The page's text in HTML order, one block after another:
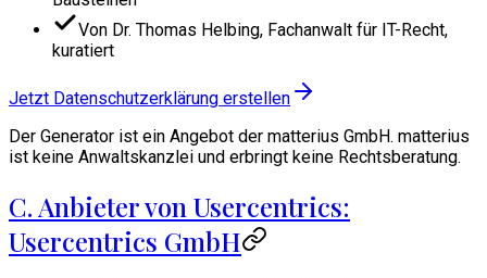
Von Dr. Thomas Helbing, Fachanwalt für IT-Recht,
kuratiert
Jetzt Datenschutzerklärung erstellen
Der Generator ist ein Angebot der matterius GmbH. matterius
ist keine Anwaltskanzlei und erbringt keine Rechtsberatung.
C. Anbieter von Usercentrics:
Usercentrics GmbH